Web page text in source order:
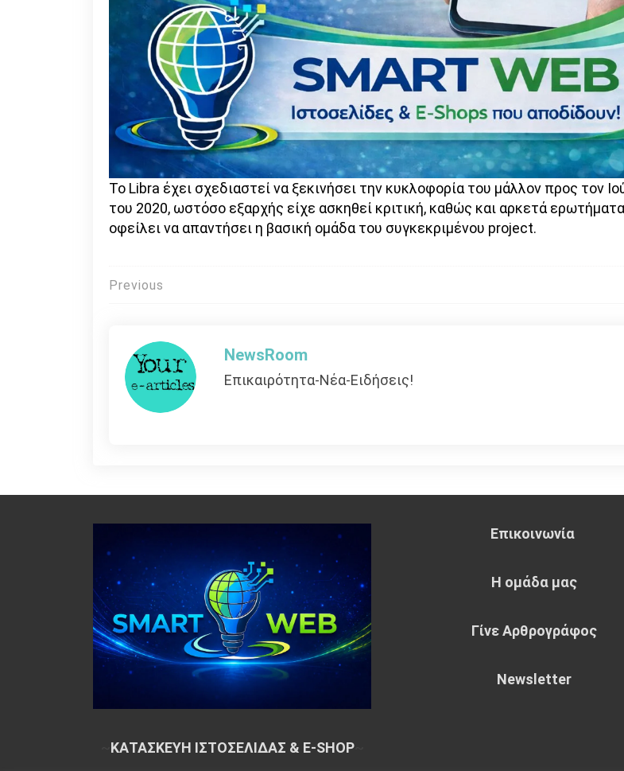
Το Libra έχει σχεδιαστεί να ξεκινήσει την κυκλοφορία του μάλλον προς τον
του 2020, ωστόσο εξαρχής είχε ασκηθεί κριτική, καθώς και αρκετά
οφείλει να απαντήσει η βασική ομάδα του συγκεκριμένου project.
Πλοήγηση
Previous
NewsRoom
Επικαιρότητα-Νέα-Ειδήσεις!
ΚΑΤΑΣΚΕΥΗ ΙΣΤΟΣΕΛΙΔΑΣ & E-SHOP~
Επικοινωνία
Η ομάδα μας
Γίνε Αρθρογράφος
Newsletter